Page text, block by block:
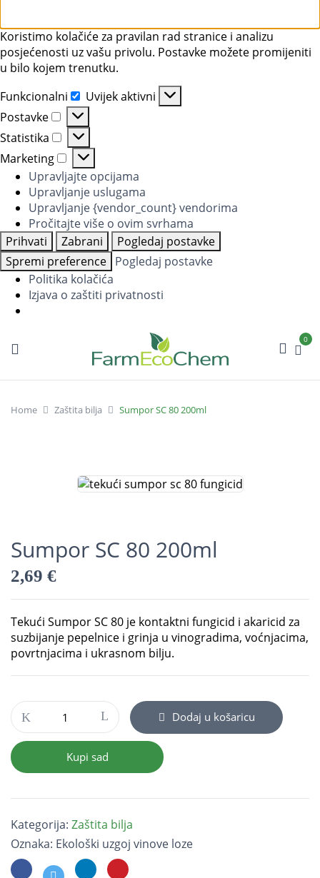
Koristimo kolačiće za pravilan rad stranice i analizu
posjećenosti uz vašu privolu. Postavke možete promijeniti
u bilo kojem trenutku.
Funkcionalni
Uvijek aktivni
Postavke
Statistika
Marketing
Upravljajte opcijama
Upravljanje uslugama
Upravljanje {vendor_count} vendorima
Pročitajte više o ovim svrhama
Prihvati
Zabrani
Pogledaj postavke
Spremi preference Pogledaj postavke
Politika kolačića
Izjava o zaštiti privatnosti
0
Home Zaštita bilja Sumpor SC 80 200ml
Sumpor SC 80 200ml
2,69 €
Tekući Sumpor SC 80 je kontaktni fungicid i akaricid za
suzbijanje pepelnice i grinja u vinogradima, voćnjacima,
povrtnjacima i ukrasnom bilju.
Dodaj u košaricu
Kupi sad
Kategorija: Zaštita bilja
Oznaka: Ekološki uzgoj vinove loze